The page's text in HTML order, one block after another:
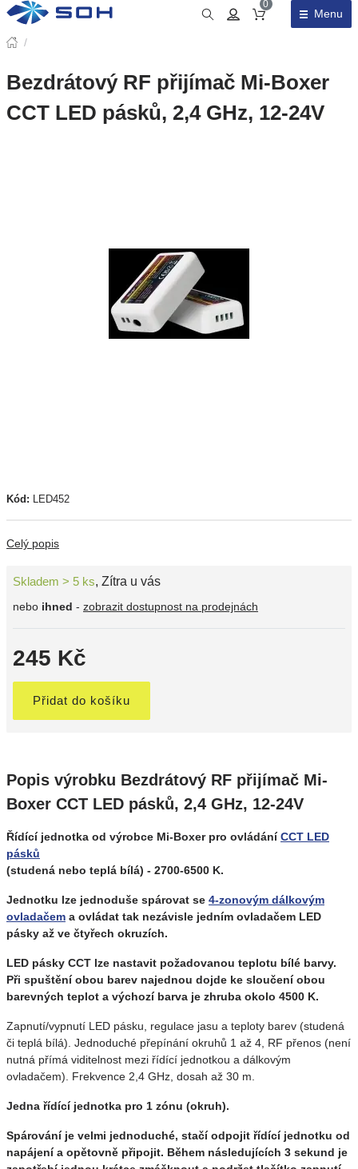
Obsah košíku
0
Menu
/
Bezdrátový RF přijímač Mi-Boxer
CCT LED pásků, 2,4 GHz, 12-24V
Kód: LED452
Celý popis
Skladem > 5 ks, Zítra u vás
nebo ihned - zobrazit dostupnost na prodejnách
245 Kč
Přidat do košíku
Popis výrobku Bezdrátový RF přijímač Mi-
Boxer CCT LED pásků, 2,4 GHz, 12-24V
Řídící jednotka od výrobce Mi-Boxer pro ovládáníCCT LED
pásků
(studená nebo teplá bílá) - 2700-6500 K.
Jednotku lze jednoduše spárovat se 4-zonovým dálkovým
ovladačem a ovládat tak nezávisle jedním ovladačem LED
pásky až ve čtyřech okruzích.
LED pásky CCT lze nastavit požadovanou teplotu bílé barvy.
Při spuštění obou barev najednou dojde ke sloučení obou
barevných teplot a výchozí barva je zhruba okolo 4500 K.
Zapnutí/vypnutí LED pásku, regulace jasu a teploty barev (studená
či teplá bílá). Jednoduché přepínání okruhů 1 až 4, RF přenos (není
nutná přímá viditelnost mezi řídící jednotkou a dálkovým
ovladačem). Frekvence 2,4 GHz, dosah až 30 m.
Jedna řídící jednotka pro 1 zónu (okruh).
Spárování je velmi jednoduché, stačí odpojit řídící jednotku od
napájení a opětovně připojit. Během následujících 3 sekund je